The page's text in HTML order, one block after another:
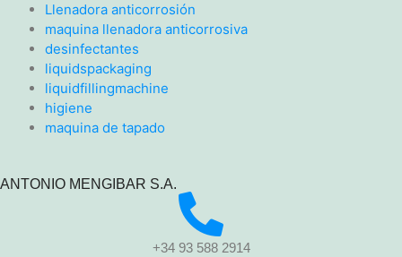
Llenadora anticorrosión
maquina llenadora anticorrosiva
desinfectantes
liquidspackaging
liquidfillingmachine
higiene
maquina de tapado
ANTONIO MENGIBAR S.A.
+34 93 588 2914